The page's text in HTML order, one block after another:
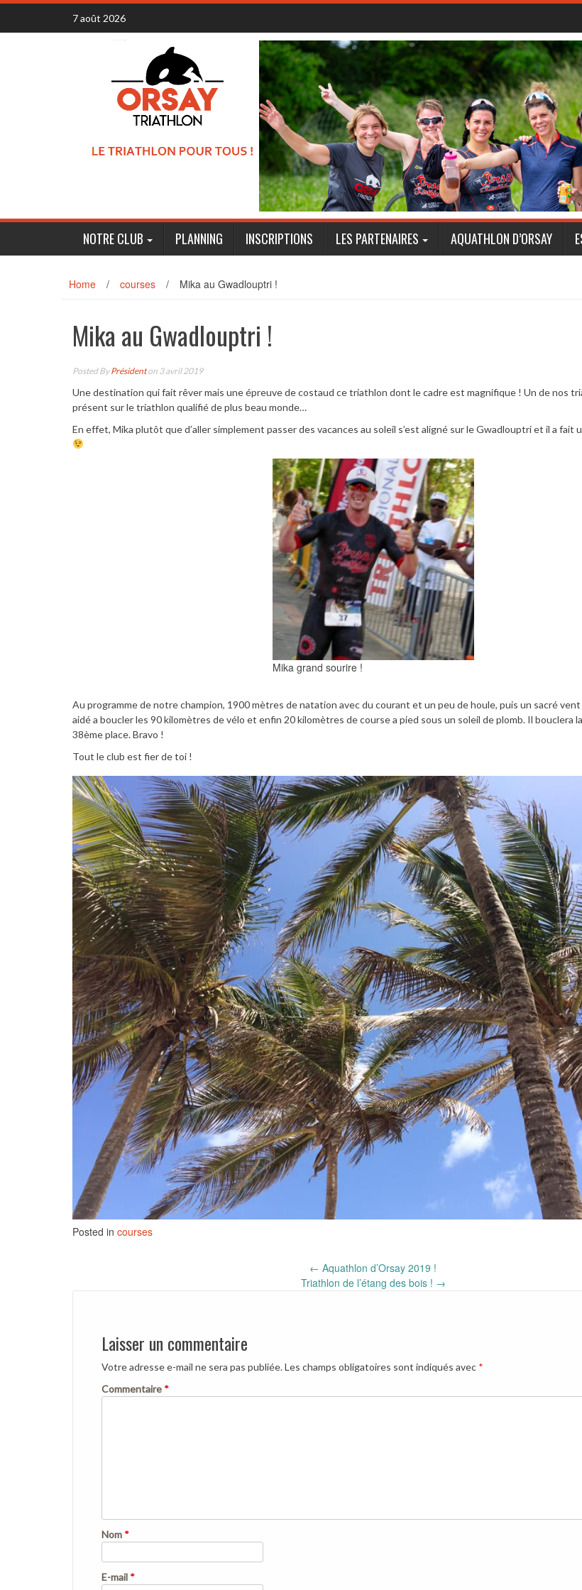
Skip
content
7 août 2026
NOTRE CLUB PLANNING INSCRIPTIONS LES PARTENAIRES AQUATHLON D’ORSAY
Home / courses / Mika au Gwadlouptri !
Mika au Gwadlouptri !
Posted ByPrésidenton 3 avril 2019
Une destination qui fait rêver mais une épreuve de costaud ce triathlon dont le cadre est magnifique ! Un de nos
présent sur le triathlon qualifié de plus beau monde…
En effet, Mika plutôt que d’aller simplement passer des vacances au soleil s’est aligné sur le Gwadlouptri et il a fait
Mika grand sourire !
Au programme de notre champion, 1900 mètres de natation avec du courant et un peu de houle, puis un sacré vent
aidé a boucler les 90 kilomètres de vélo et enfin 20 kilomètres de course a pied sous un soleil de plomb. Il bouclera
38ème place. Bravo !
Tout le club est fier de toi !
Posted in courses
navigation
← Aquathlon d’Orsay 2019 !
Triathlon de l’étang des bois ! →
Laisser un commentaire
Votre adresse e-mail ne sera pas publiée.Les champs obligatoires sont indiqués avec *
Commentaire *
Nom *
E-mail *